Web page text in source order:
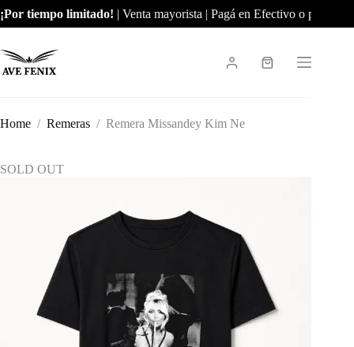
to
tiempo limitado!| Venta mayorista | Pagá en Efectivo o por
Shopping
Home / Remeras / Remera Missandey Kim Ne
SOLD OUT